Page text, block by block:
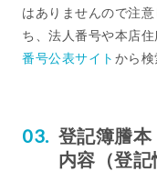
はありませんので注
ち、法人番号や本店
番号公表サイト から検
登記簿謄
内容（登